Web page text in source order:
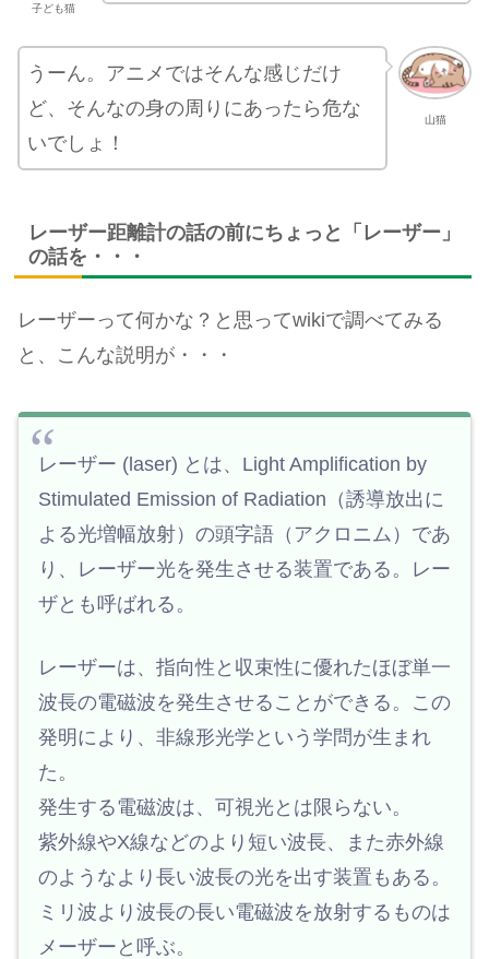
子ども猫
山猫
うーん。アニメではそんな感じだけ
ど、そんなの身の周りにあったら危な
いでしょ！
レーザー距離計の話の前にちょっと「レーザー」
の話を・・・
レーザーって何かな？と思ってwikiで調べてみる
と、こんな説明が・・・
レーザー (laser) とは、Light Amplification by
Stimulated Emission of Radiation（誘導放出に
よる光増幅放射）の頭字語（アクロニム）であ
り、レーザー光を発生させる装置である。レー
ザとも呼ばれる。
レーザーは、指向性と収束性に優れたほぼ単一
波長の電磁波を発生させることができる。この
発明により、非線形光学という学問が生まれ
た。
発生する電磁波は、可視光とは限らない。
紫外線やX線などのより短い波長、また赤外線
のようなより長い波長の光を出す装置もある。
ミリ波より波長の長い電磁波を放射するものは
メーザーと呼ぶ。